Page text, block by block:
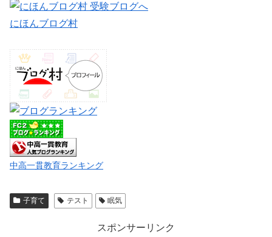
にほんブログ村
中高一貫教育ランキング
子育て テスト 眠気
スポンサーリンク